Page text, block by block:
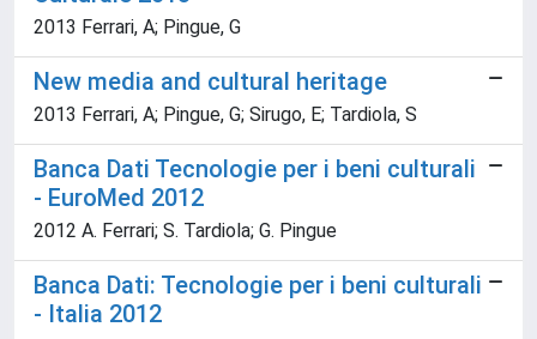
2013 Ferrari, A; Pingue, G
New media and cultural heritage
2013 Ferrari, A; Pingue, G; Sirugo, E; Tardiola, S
Banca Dati Tecnologie per i beni culturali
- EuroMed 2012
2012 A. Ferrari; S. Tardiola; G. Pingue
Banca Dati: Tecnologie per i beni culturali
- Italia 2012